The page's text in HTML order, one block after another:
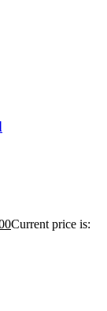
Current price is: